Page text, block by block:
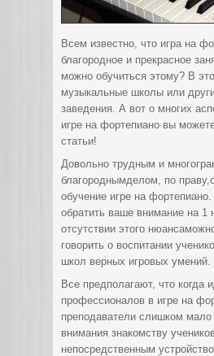
Всем известно, что игра на
благородное и прекрасное
можно обучиться этому? В
музыкальные школы или
заведения. А вот о многих
игре на фортепиано вы
статьи!
Довольно трудным и
благороднымделом, по
обучение игре на
обратить ваше внимание на 1
отсутствии этого
говорить о воспитании
школ верных игровых умений.
Все предполагают, что когда
профессионалов в игре на
преподаватели слишком
внимания знакомству
непосредственным